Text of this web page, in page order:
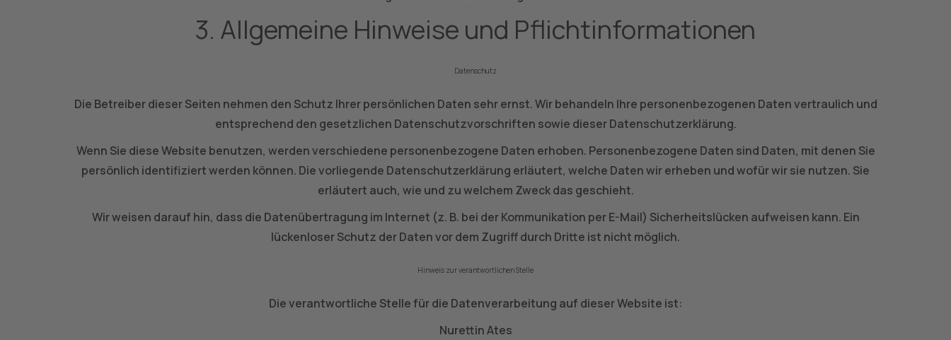
3. Allgemeine Hinweise und Pflicht­informationen
Datenschutz
Die Betreiber dieser Seiten nehmen den Schutz Ihrer persönlichen Daten sehr ernst. Wir behandeln Ihre personenbezogenen Daten vertraulich und
entsprechend den gesetzlichen Datenschutzvorschriften sowie dieser Datenschutzerklärung.
Wenn Sie diese Website benutzen, werden verschiedene personenbezogene Daten erhoben. Personenbezogene Daten sind Daten, mit denen Sie
persönlich identifiziert werden können. Die vorliegende Datenschutzerklärung erläutert, welche Daten wir erheben und wofür wir sie nutzen. Sie
erläutert auch, wie und zu welchem Zweck das geschieht.
Wir weisen darauf hin, dass die Datenübertragung im Internet (z. B. bei der Kommunikation per E-Mail) Sicherheitslücken aufweisen kann. Ein
lückenloser Schutz der Daten vor dem Zugriff durch Dritte ist nicht möglich.
Hinweis zur verantwortlichen Stelle
Die verantwortliche Stelle für die Datenverarbeitung auf dieser Website ist:
Nurettin Ates